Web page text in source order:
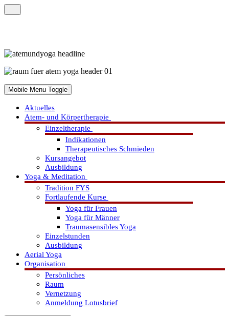
Mobile Menu Toggle
Aktuelles
Atem- und Körpertherapie
Einzeltherapie
Indikationen
Therapeutisches Schmieden
Kursangebot
Ausbildung
Yoga & Meditation
Tradition FYS
Fortlaufende Kurse
Yoga für Frauen
Yoga für Männer
Traumasensibles Yoga
Einzelstunden
Ausbildung
Aerial Yoga
Organisation
Persönliches
Raum
Vernetzung
Anmeldung Lotusbrief